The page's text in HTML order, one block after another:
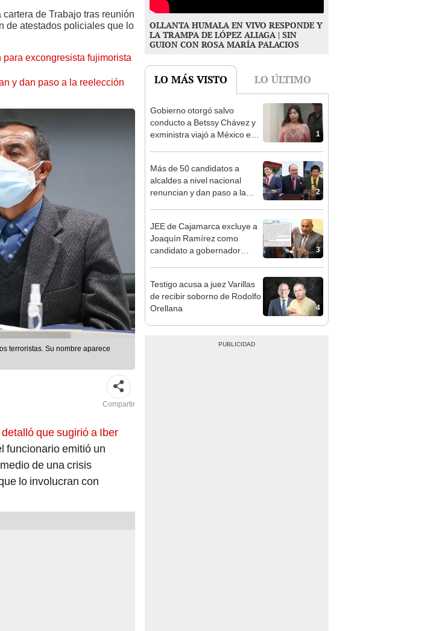
de Trabajo tras reunión
de atestados policiales que lo
excongresista fujimorista
y dan paso a la reelección
terroristas. Su nombre aparece
Compartir
que sugirió a Iber
funcionario emitió un
de una crisis
lo involucran con
OLLANTA HUMALA EN VIVO RESPONDE Y
LA TRAMPA DE LÓPEZ ALIAGA | SIN
GUION CON ROSA MARÍA PALACIOS
LO MÁS VISTO LO ÚLTIMO
1
Gobierno otorgó salvo
conducto a Betssy Chávez y
exministra viajó a México en
2
Más de 50 candidatos a
alcaldes a nivel nacional
renuncian y dan paso a la
3
JEE de Cajamarca excluye a
Joaquín Ramírez como
candidato a gobernador
4
Testigo acusa a juez Varillas
de recibir soborno de Rodolfo
Orellana